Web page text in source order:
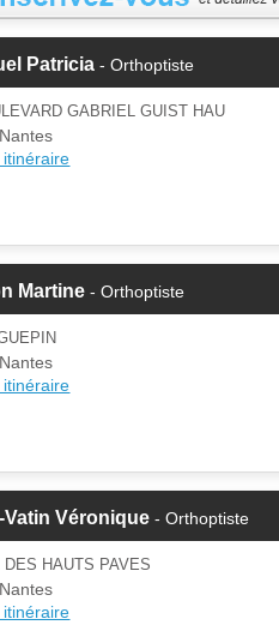
Patricia - Orthoptiste
GABRIEL GUIST HAU
itinéraire
Martine - Orthoptiste
itinéraire
Véronique - Orthoptiste
DES HAUTS PAVES
itinéraire